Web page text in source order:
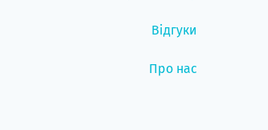
Відгуки
Про нас